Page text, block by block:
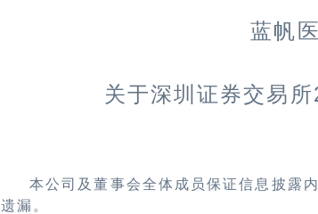
蓝帆
关于深圳证券交易所
本公司及董事会全体成员保证信息披露
遗漏。